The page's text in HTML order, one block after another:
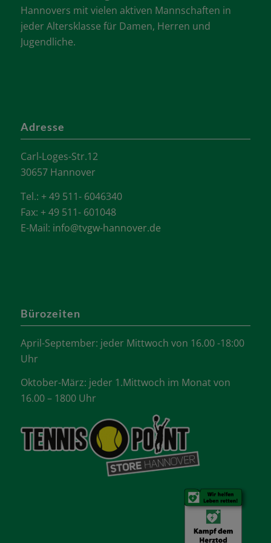
Hannovers mit vielen aktiven Mannschaften in
jeder Altersklasse für Damen, Herren und
Jugendliche.
Adresse
Carl-Loges-Str.12
30657 Hannover
Tel.: + 49 511- 6046340
Fax: + 49 511- 601048
E-Mail: info@tvgw-hannover.de
Bürozeiten
April-September: jeder Mittwoch von 16.00 -18:00
Uhr
Oktober-März: jeder 1.Mittwoch im Monat von
16.00 – 1800 Uhr